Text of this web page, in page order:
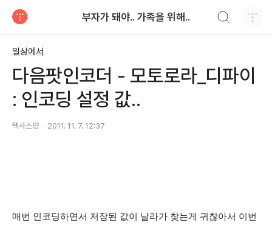
부자가 돼야.. 가족을 위해..
일상에서
다음팟인코더 - 모토로라_디파이
: 인코딩 설정 값..
텍사스양 2011. 11. 7. 12:37
매번 인코딩하면서 저장된 값이 날라가 찾는게 귀찮아서 이번